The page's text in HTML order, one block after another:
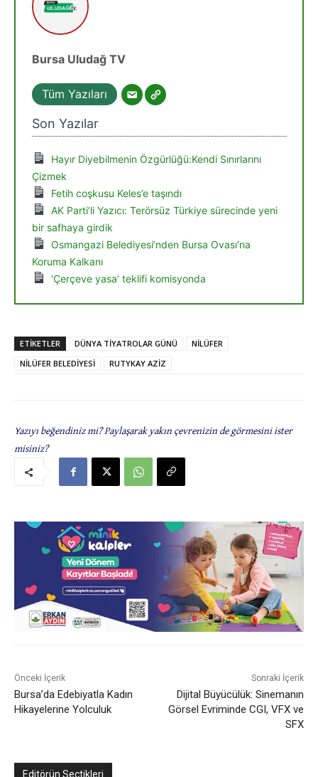
Bursa Uludağ TV
Tüm Yazıları
Son Yazılar
Hayır Diyebilmenin Özgürlüğü:Kendi Sınırlarını
Çizmek
Fetih coşkusu Keles’e taşındı
AK Parti’li Yazıcı: Terörsüz Türkiye sürecinde yeni
bir safhaya girdik
Osmangazi Belediyesi’nden Bursa Ovası’na
Koruma Kalkanı
‘Çerçeve yasa’ teklifi komisyonda
ETIKETLER DÜNYA TİYATROLAR GÜNÜ
NİLÜFER
NİLÜFER BELEDİYESİ
RUTYKAY AZİZ
Yazıyı beğendiniz mi? Paylaşarak yakın çevrenizin de görmesini ister
misiniz?
Önceki İçerik
Bursa’da Edebiyatla Kadın
Hikayelerine Yolculuk
Sonraki İçerik
Dijital Büyücülük: Sinemanın
Görsel Evriminde CGI, VFX ve
SFX
Editörün Seçtikleri